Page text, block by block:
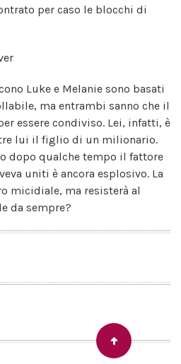
per caso le blocchi di
Luke e Melanie sono basati
ma entrambi sanno che il
essere condiviso. Lei, infatti, è
lui il figlio di un milionario.
dopo qualche tempo il fattore
uniti è ancora esplosivo. La
micidiale, ma resisterà al
da sempre?